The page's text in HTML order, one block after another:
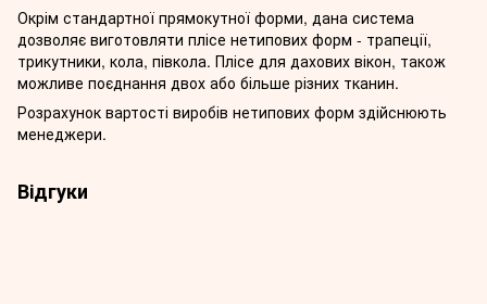
Окрім стандартної прямокутної форми, дана система
дозволяє виготовляти плісе нетипових форм - трапеції,
трикутники, кола, півкола. Плісе для дахових вікон, також
можливе поєднання двох або більше різних тканин.
Розрахунок вартості виробів нетипових форм здійснюють
менеджери.
Відгуки